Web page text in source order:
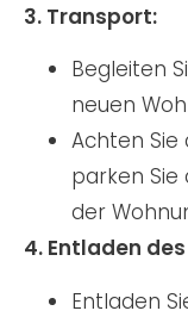
3. Transport:
Begleiten
neuen
Achten Sie
parken Sie
der
4. Entladen
Entladen